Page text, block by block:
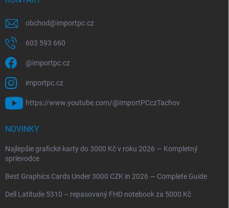
obchod@importpc.cz
603 593 660
@importpc.cz
importpc.cz
https://www.youtube.com/@ImportPCczTachov
NOVINKY
Najlepšie grafické karty do 3000 Kč v roku 2026 — Kompletný
sprievodce
Best Graphics Cards Under 3000 CZK in 2026 — Complete Guide
Dell Latitude 5310 – repasovaný FHD notebook za 5000 Kč